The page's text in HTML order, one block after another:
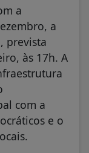
a
a
prevista
às 17h. A
com a
e o